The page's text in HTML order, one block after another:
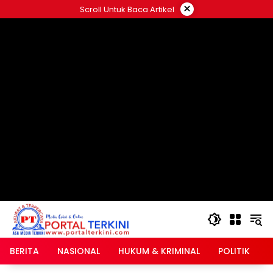
ke
Scroll Untuk Baca Artikel ×
BERITA NASIONAL HUKUM & KRIMINAL POLITIK